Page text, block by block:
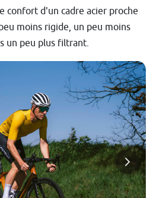
confort d'un cadre acier proche
moins rigide, un peu moins
un peu plus filtrant.